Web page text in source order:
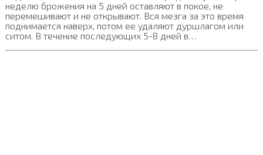
неделю брожения на 5 дней оставляют в покое, не
перемешивают и не открывают. Вся мезга за это время
поднимается наверх, потом ее удаляют дуршлагом или
ситом. В течение последующих 5-8 дней в…